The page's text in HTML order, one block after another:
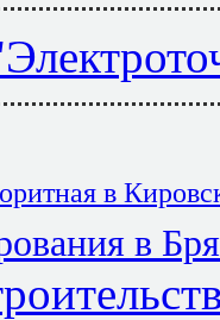
в
в